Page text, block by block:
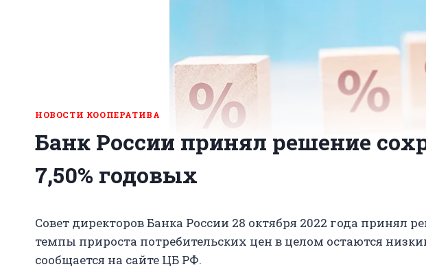
НОВОСТИ КООПЕРАТИВА
Банк России принял решение
7,50% годовых
Совет директоров Банка России 28 октября 2022 года принял
темпы прироста потребительских цен в целом остаются
сообщается на сайте ЦБ РФ.